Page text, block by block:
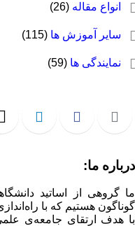
انواع مقاله (26)
سایر آموزش ها (115)
نمایندگی ها (59)
درباره ما:
ما گروهی از اساتید
گوناگون هستیم که با
با هدف ارتقای جامعه‌ی